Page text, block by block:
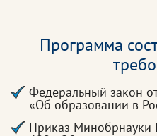
Программа
Федеральный закон
«Об образовании в
Приказ Минобрнауки